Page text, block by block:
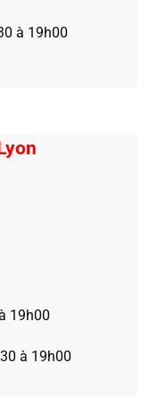
à 19h00
19h00
à 19h00